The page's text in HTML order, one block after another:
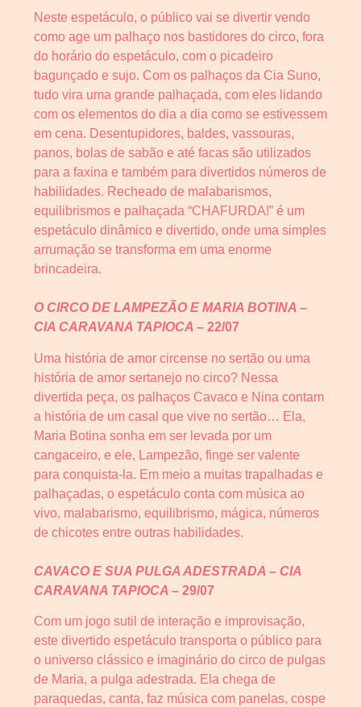
Neste espetáculo, o público vai se divertir vendo
como age um palhaço nos bastidores do circo, fora
do horário do espetáculo, com o picadeiro
bagunçado e sujo. Com os palhaços da Cia Suno,
tudo vira uma grande palhaçada, com eles lidando
com os elementos do dia a dia como se estivessem
em cena. Desentupidores, baldes, vassouras,
panos, bolas de sabão e até facas são utilizados
para a faxina e também para divertidos números de
habilidades. Recheado de malabarismos,
equilibrismos e palhaçada “CHAFURDA!” é um
espetáculo dinâmico e divertido, onde uma simples
arrumação se transforma em uma enorme
brincadeira.
O CIRCO DE LAMPEZÃO E MARIA BOTINA –
CIA CARAVANA TAPIOCA – 22/07
Uma história de amor circense no sertão ou uma
história de amor sertanejo no circo? Nessa
divertida peça, os palhaços Cavaco e Nina contam
a história de um casal que vive no sertão… Ela,
Maria Botina sonha em ser levada por um
cangaceiro, e ele, Lampezão, finge ser valente
para conquista-la. Em meio a muitas trapalhadas e
palhaçadas, o espetáculo conta com música ao
vivo, malabarismo, equilibrismo, mágica, números
de chicotes entre outras habilidades.
CAVACO E SUA PULGA ADESTRADA – CIA
CARAVANA TAPIOCA – 29/07
Com um jogo sutil de interação e improvisação,
este divertido espetáculo transporta o público para
o universo clássico e imaginário do circo de pulgas
de Maria, a pulga adestrada. Ela chega de
paraquedas, canta, faz música com panelas, cospe